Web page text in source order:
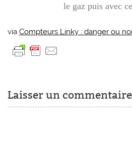
le gaz puis avec
viaCompteurs Linky : danger ou
Laisser un commentaire